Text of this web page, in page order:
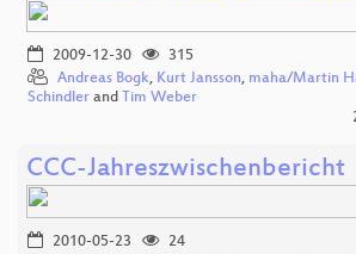
2009-12-30
315
Andreas Bogk, Kurt Jansson, maha/Martin
Schindler and Tim Weber
CCC-Jahreszwischenbericht
2010-05-23
24